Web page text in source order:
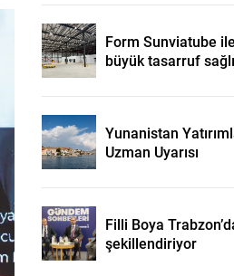
Form Sunviatube
büyük tasarruf
Yunanistan
Uzman Uyarısı
Filli Boya
şekillendiriyor